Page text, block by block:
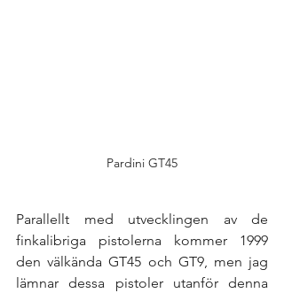
Pardini GT45
Parallellt med utvecklingen av de
finkalibriga pistolerna kommer 1999
den välkända GT45 och GT9, men jag
lämnar dessa pistoler utanför denna